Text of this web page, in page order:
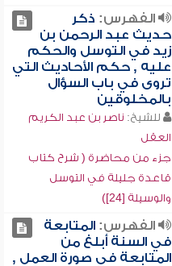
الفهرس: ذكر
حديث عبد الرحمن بن
زيد في التوسل والحكم
عليه , حكم الأحاديث التي
تروى في باب السؤال
بالمخلوقين
للشيخ: ناصر بن عبد الكريم
العقل
جزء من محاضرة ( شرح كتاب
قاعدة جليلة في التوسل
والوسيلة [24])
الفهرس:المتابعة
في السنة أبلغ من
المتابعة في صورة العمل ,